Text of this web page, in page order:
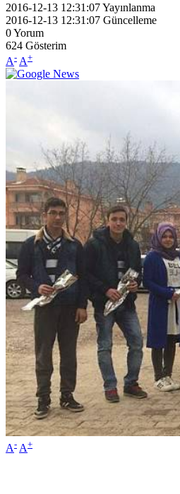
2016-12-13 12:31:07Yayınlanma
2016-12-13 12:31:07 Güncelleme
0Yorum
624 Gösterim
A- A+
A- A+